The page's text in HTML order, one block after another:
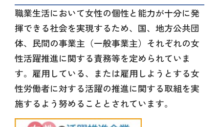
職業生活において女性の個性と能力が十分に発
揮できる社会を実現するため、国、地方公共団
体、民間の事業主（一般事業主）それぞれの女
性活躍推進に関する責務等を定められていま
す。雇用している、または雇用しようとする女
性労働者に対する活躍の推進に関する取組を実
施するよう努めることとされています。